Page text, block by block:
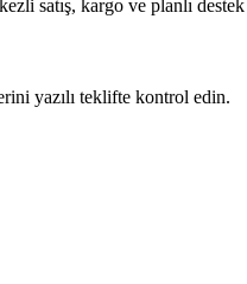
satış, kargo ve planlı destek
yazılı teklifte kontrol edin.